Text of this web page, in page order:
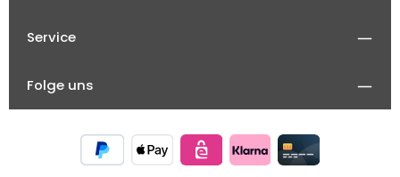
Service
Folge uns